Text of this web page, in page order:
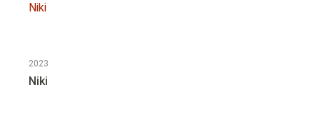
Niki
2023
Niki